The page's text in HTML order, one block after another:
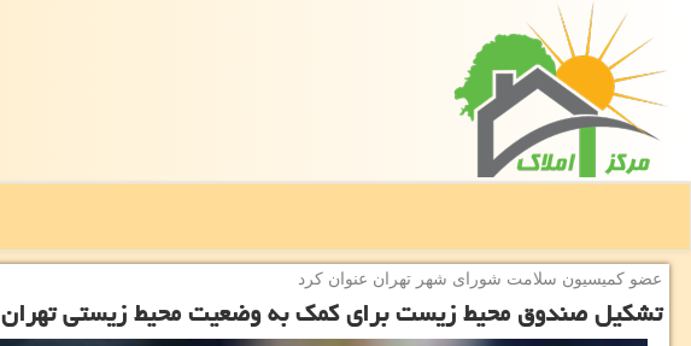
عضو كمیسیون سلامت شورای شهر تهران عنوان كرد
تشكیل صندوق محیط زیست برای كمك به وضعیت محیط زیستی تهران